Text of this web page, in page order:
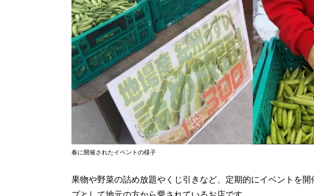
春に開催されたイベントの様子
果物や野菜の詰め放題やくじ引きなど、定期的にイベントを